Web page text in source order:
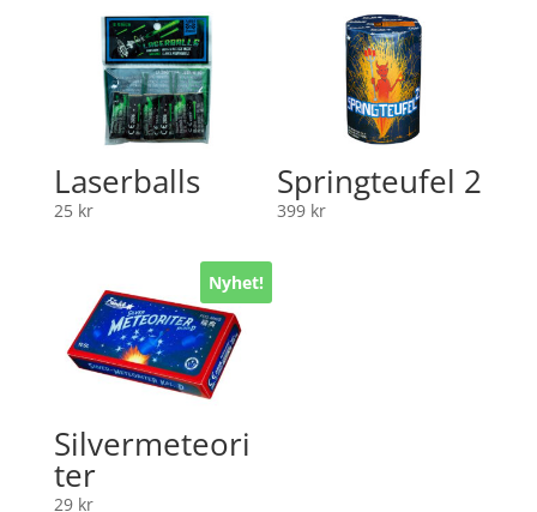
Laserballs
25 kr
Springteufel 2
399 kr
Nyhet!
Silvermeteori
ter
29 kr